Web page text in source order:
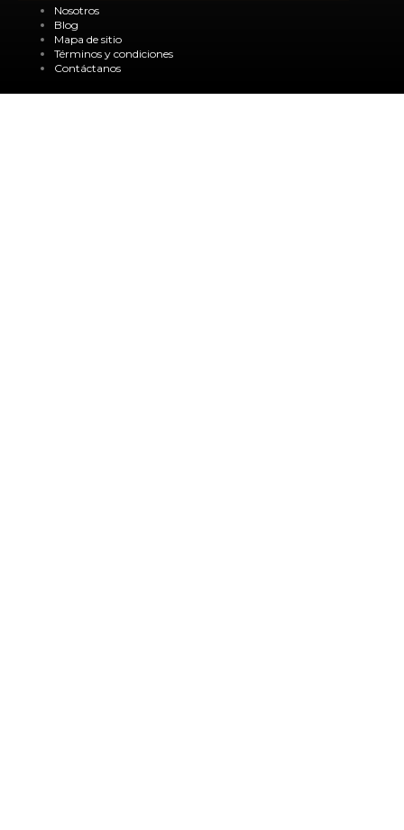
Nosotros
Blog
Mapa de sitio
Términos y condiciones
Contáctanos